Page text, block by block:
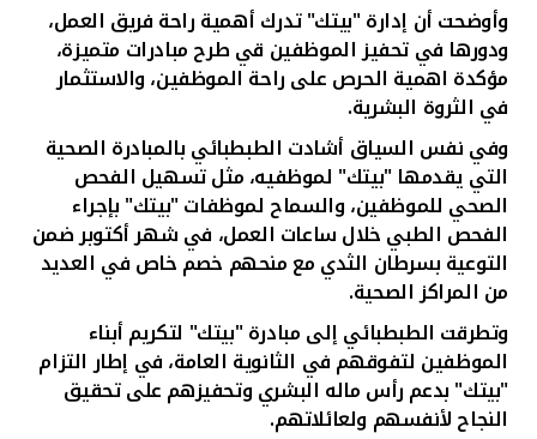
وأوضحت أن إدارة "بيتك" تدرك أهمية راحة فريق العمل،
ودورها في تحفيز الموظفين قي طرح مبادرات متميزة،
مؤكدة اهمية الحرص على راحة الموظفين، والاستثمار
في الثروة البشرية.
وفي نفس السياق أشادت الطبطبائي بالمبادرة الصحية
التي يقدمها "بيتك" لموظفيه، مثل تسهيل الفحص
الصحي للموظفين، والسماح لموظفات "بيتك" بإجراء
الفحص الطبي خلال ساعات العمل، في شهر أكتوبر ضمن
التوعية بسرطان الثدي مع منحهم خصم خاص في العديد
من المراكز الصحية.
وتطرقت الطبطبائي إلى مبادرة "بيتك" لتكريم أبناء
الموظفين لتفوقهم في الثانوية العامة، في إطار التزام
"بيتك" بدعم رأس ماله البشري وتحفيزهم على تحقيق
النجاح لأنفسهم ولعائلاتهم.